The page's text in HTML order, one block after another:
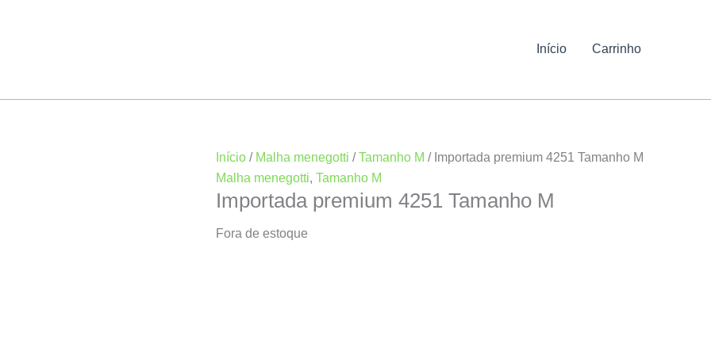
Início Carrinho
Início / Malha menegotti /Tamanho M / Importada premium 4251 Tamanho M
Malha menegotti, Tamanho M
Importada premium 4251 Tamanho M
Fora de estoque